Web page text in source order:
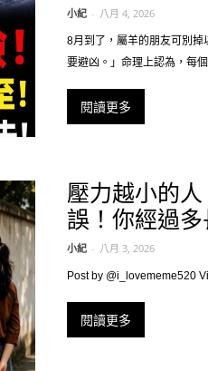
小紀 - 八月 4, 2026
8月到了，屬羊的朋友可別
要避凶。」命理上認為，每
閱讀更多
壓力越小的
誤！你經過
小紀 - 八月 3, 2026
Post by @i_lovememe520
閱讀更多